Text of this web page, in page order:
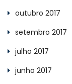
outubro 2017
setembro 2017
julho 2017
junho 2017